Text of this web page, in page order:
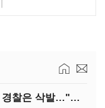
(폴리스라인)'순환근무 방침'에 경찰은 삭발…"베테랑·수사력 보강 먼저"